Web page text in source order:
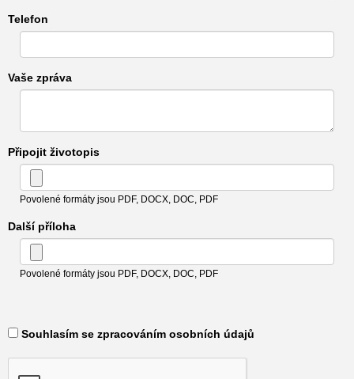
Telefon
Vaše zpráva
Připojit životopis
Povolené formáty jsou PDF, DOCX, DOC, PDF
Další příloha
Povolené formáty jsou PDF, DOCX, DOC, PDF
​ Souhlasím se zpracováním osobních údajů